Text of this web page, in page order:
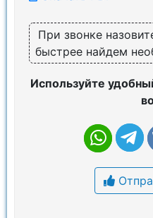
При звонке
быстрее найдем
Используйте